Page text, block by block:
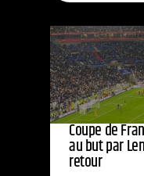
Coupe de
au but par
retour